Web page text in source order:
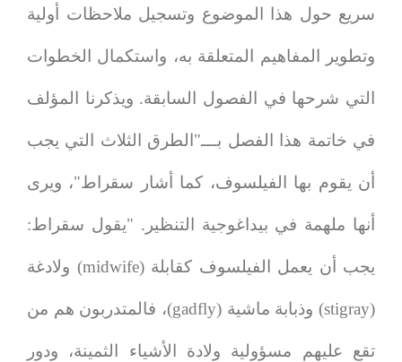
سريع حول هذا الموضوع وتسجيل ملاحظات أولية
وتطوير المفاهيم المتعلقة به، واستكمال الخطوات
التي شرحها في الفصول السابقة. ويذكرنا المؤلف
في خاتمة هذا الفصل بـــ"الطرق الثلاث التي يجب
أن يقوم بها الفيلسوف، كما أشار سقراط"، ويرى
أنها ملهمة في بيداغوجية التنظير. "يقول سقراط:
يجب أن يعمل الفيلسوف كقابلة (midwife) ولادغة
(
stigray) وذبابة ماشية (gadfly)، فالمتدربون هم من
تقع عليهم مسؤولية ولادة الأشياء الثمينة، ودور